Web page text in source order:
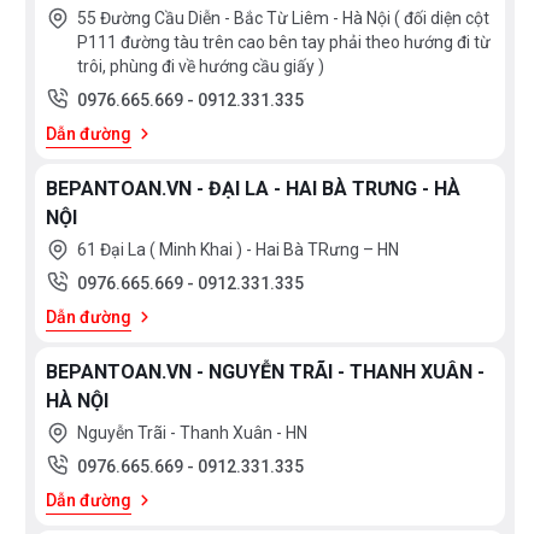
55 Đường Cầu Diễn - Bắc Từ Liêm - Hà Nội ( đối diện cột
P111 đường tàu trên cao bên tay phải theo hướng đi từ
trôi, phùng đi về hướng cầu giấy )
0976.665.669 - 0912.331.335
Dẫn đường
BEPANTOAN.VN - ĐẠI LA - HAI BÀ TRƯNG - HÀ
NỘI
61 Đại La ( Minh Khai ) - Hai Bà TRưng – HN
0976.665.669 - 0912.331.335
Dẫn đường
BEPANTOAN.VN - NGUYỄN TRÃI - THANH XUÂN -
HÀ NỘI
Nguyễn Trãi - Thanh Xuân - HN
0976.665.669 - 0912.331.335
Dẫn đường